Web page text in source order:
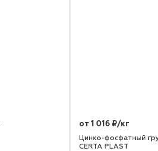
от 1 016 ₽/кг
Цинко-фосфатный
CERTA PLAST